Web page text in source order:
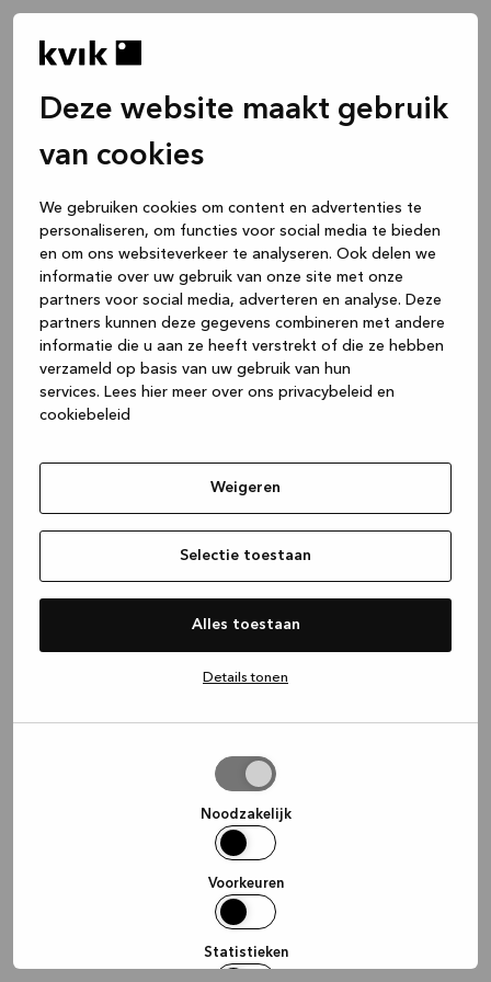
Deze website maakt gebruik
van cookies
We gebruiken cookies om content en advertenties te
personaliseren, om functies voor social media te bieden
en om ons websiteverkeer te analyseren. Ook delen we
informatie over uw gebruik van onze site met onze
partners voor social media, adverteren en analyse. Deze
partners kunnen deze gegevens combineren met andere
informatie die u aan ze heeft verstrekt of die ze hebben
verzameld op basis van uw gebruik van hun
services. Lees hier meer over ons privacybeleid en
cookiebeleid
Weigeren
Selectie toestaan
Alles toestaan
Details tonen
Noodzakelijk
Voorkeuren
Statistieken
(see the browser console for more
information).